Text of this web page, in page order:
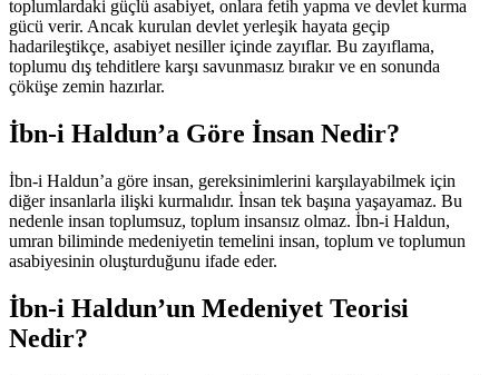
toplumlardaki güçlü asabiyet, onlara fetih yapma ve devlet kurma
gücü verir. Ancak kurulan devlet yerleşik hayata geçip
hadarileştikçe, asabiyet nesiller içinde zayıflar. Bu zayıflama,
toplumu dış tehditlere karşı savunmasız bırakır ve en sonunda
çöküşe zemin hazırlar.
İbn-i Haldun’a Göre İnsan Nedir?
İbn-i Haldun’a göre insan, gereksinimlerini karşılayabilmek için
diğer insanlarla ilişki kurmalıdır. İnsan tek başına yaşayamaz. Bu
nedenle insan toplumsuz, toplum insansız olmaz. İbn-i Haldun,
umran biliminde medeniyetin temelini insan, toplum ve toplumun
asabiyesinin oluşturduğunu ifade eder.
İbn-i Haldun’un Medeniyet Teorisi
Nedir?